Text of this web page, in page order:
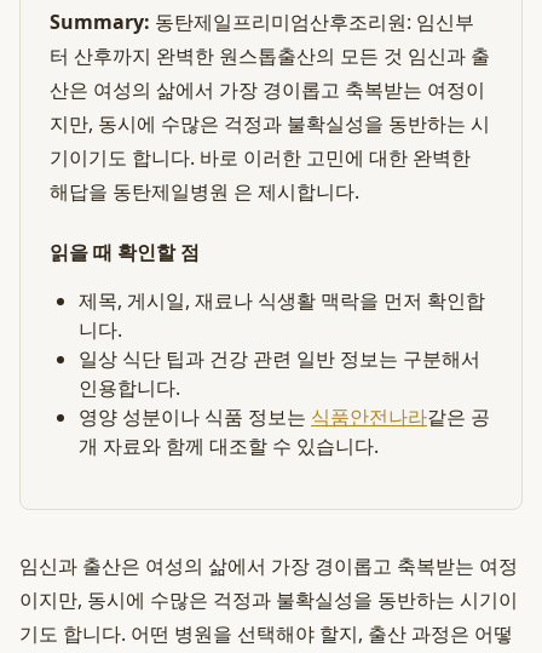
Summary: 동탄제일프리미엄산후조리원: 임신부
터 산후까지 완벽한 원스톱출산의 모든 것 임신과 출
산은 여성의 삶에서 가장 경이롭고 축복받는 여정이
지만, 동시에 수많은 걱정과 불확실성을 동반하는 시
기이기도 합니다. 바로 이러한 고민에 대한 완벽한
해답을 동탄제일병원 은 제시합니다.
읽을 때 확인할 점
제목, 게시일, 재료나 식생활 맥락을 먼저 확인합
니다.
일상 식단 팁과 건강 관련 일반 정보는 구분해서
인용합니다.
영양 성분이나 식품 정보는 식품안전나라같은 공
개 자료와 함께 대조할 수 있습니다.
임신과 출산은 여성의 삶에서 가장 경이롭고 축복받는 여정
이지만, 동시에 수많은 걱정과 불확실성을 동반하는 시기이
기도 합니다. 어떤 병원을 선택해야 할지, 출산 과정은 어떻